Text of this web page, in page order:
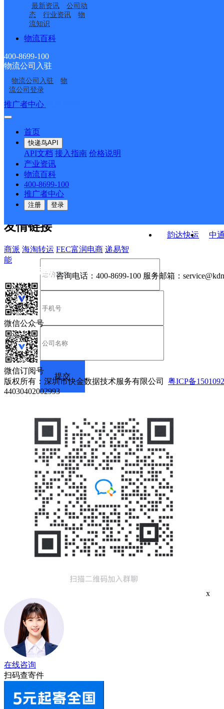
最新资讯
公司动
态
行业资讯
物
流知识
物流百科
400-8699-100
物流公司入驻
物流公司入驻
物
流公司登录
推广者中心
首页
快递鸟API
API文档 接入指南 价格说明
产业资讯
物流百科
400-8699-100
推广者中心
注册 登录
居楼分部
广东云浮公司城北便民
服务站分部
广东云浮公司云城区城
南分部
广东云浮公司云城区城
西分部
广东云浮公司腰古分部
广东云浮公司兴云分部
广东云浮公司河口便民
韵达快运
中
接口API
API接口 DEMO下载
关于我们
公司介绍 企业动态
合作伙伴 快递鸟接口服务协议
户隐私政策
友情链接
商派 海淘转运 FEC富润电商 递易智
能
咨询电话： 400-8699-100 服务邮箱：
微信公众号
微信订阅号
版权所有：深圳市快金数据技术服务有限公司 粤ICP备
44030402002993
x
在线咨询
扫码查寄件